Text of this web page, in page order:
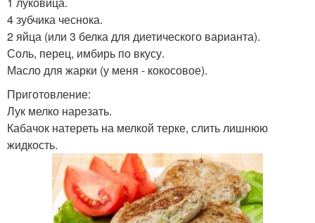
4 зубчика чеснока.
2 яйца (или 3 белка для диетического варианта).
Соль, перец, имбирь по вкусу.
Масло для жарки (у меня - кокосовое).
Приготовление:
Лук мелко нарезать.
Кабачок натереть на мелкой терке, слить лишнюю
жидкость.